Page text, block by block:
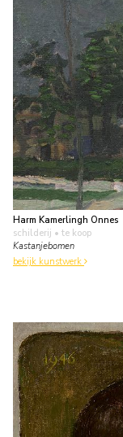
Harm Kamerlingh Onnes
schilderij • te koop
Kastanjebomen
bekijk kunstwerk